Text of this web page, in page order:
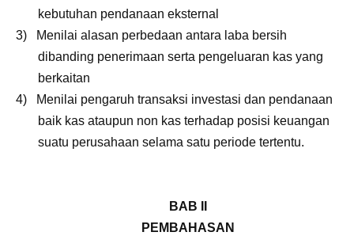
kebutuhan pendanaan eksternal
3) Menilai alasan perbedaan antara laba bersih
dibanding penerimaan serta pengeluaran kas yang
berkaitan
4)
Menilai pengaruh transaksi investasi dan pendanaan
baik kas ataupun non kas terhadap posisi keuangan
suatu perusahaan selama satu periode tertentu.
BAB II
PEMBAHASAN